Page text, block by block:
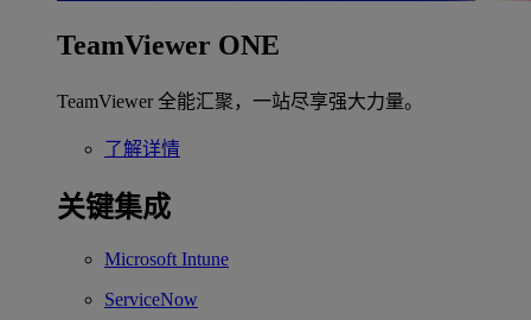
TeamViewer ONE
TeamViewer 全能汇聚，一站尽享强大力量。
了解详情
关键集成
Microsoft Intune
ServiceNow